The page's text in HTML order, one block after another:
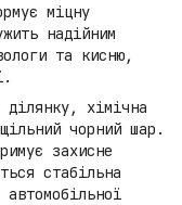
міцну
надійним
та кисню,
хімічна
чорний шар.
захисне
стабільна